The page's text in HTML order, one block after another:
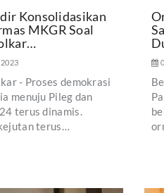
Konsolidasikan
MKGR Soal
- Proses demokrasi
menuju Pileg dan
terus dinamis.
terus…